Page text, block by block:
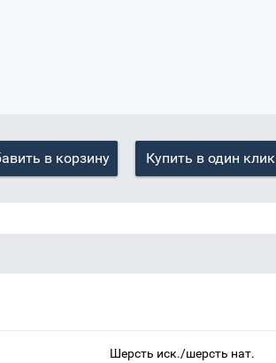
в корзину Купить в один клик
Шерсть иск./шерсть нат.